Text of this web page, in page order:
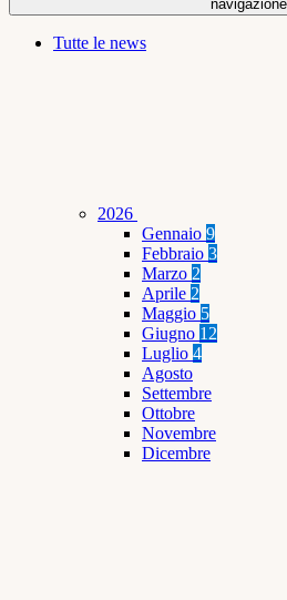
navigazione
Tutte le news
2026
Gennaio 9
Febbraio 3
Marzo 2
Aprile 2
Maggio 5
Giugno 12
Luglio 4
Agosto
Settembre
Ottobre
Novembre
Dicembre